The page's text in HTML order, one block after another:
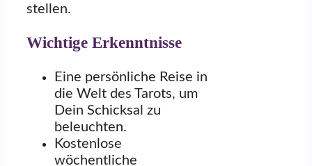
stellen.
Wichtige Erkenntnisse
Eine persönliche Reise in
die Welt des Tarots, um
Dein Schicksal zu
beleuchten.
Kostenlose
wöchentliche